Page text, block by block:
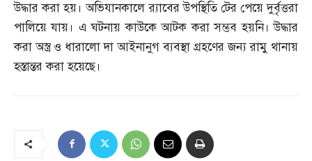
উদ্ধার করা হয়। অভিযানকালে র‌্যাবের উপস্থিতি টের পেয়ে দুর্বৃত্তরা
পালিয়ে যায়। এ ঘটনায় কাউকে আটক করা সম্ভব হয়নি। উদ্ধার
করা অস্ত্র ও ধারালো দা আইনানুগ ব্যবস্থা গ্রহণের জন্য রামু থানায়
হস্তান্তর করা হয়েছে।